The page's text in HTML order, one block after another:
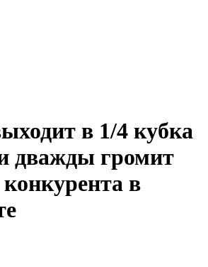
в 1/4 кубка
дважды громит
конкурента в